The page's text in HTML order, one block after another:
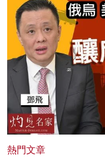
熱門文章